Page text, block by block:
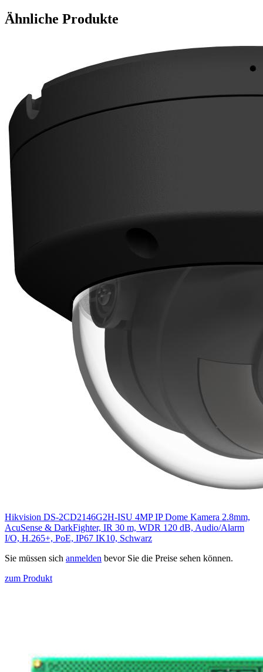
Ähnliche Produkte
Hikvision DS-2CD2146G2H-ISU 4MP IP Dome Kamera 2.8mm,
AcuSense & DarkFighter, IR 30 m, WDR 120 dB, Audio/Alarm
I/O, H.265+, PoE, IP67 IK10, Schwarz
Sie müssen sich anmelden bevor Sie die Preise sehen können.
zum Produkt